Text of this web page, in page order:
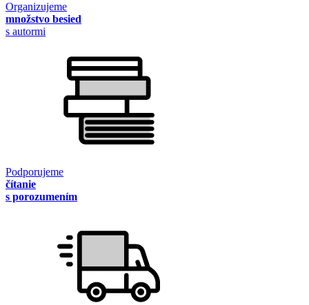
Organizujeme
množstvo besied
s autormi
Podporujeme
čítanie
s porozumením